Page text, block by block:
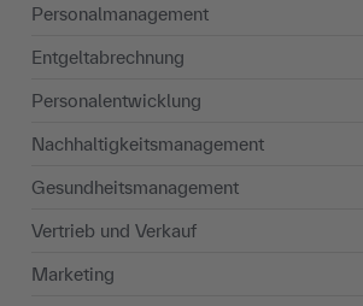
Personalmanagement
Entgeltabrechnung
Personalentwicklung
Nachhaltigkeits­management
Gesundheitsmanagement
Vertrieb und Verkauf
Marketing